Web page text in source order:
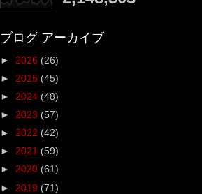
ブログ アーカイブ
► 2026 (26)
► 2025 (45)
► 2024 (48)
► 2023 (57)
► 2022 (42)
► 2021 (59)
► 2020 (61)
► 2019 (71)